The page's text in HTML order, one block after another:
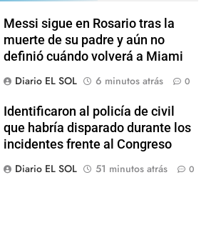
Messi sigue en Rosario tras la
muerte de su padre y aún no
definió cuándo volverá a Miami
Diario EL SOL
6 minutos atrás 0
Identificaron al policía de civil
que habría disparado durante los
incidentes frente al Congreso
Diario EL SOL
51 minutos atrás 0